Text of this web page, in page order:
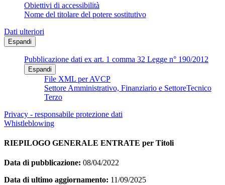
Obiettivi di accessibilità
Nome del titolare del potere sostitutivo
Dati ulteriori
Espandi
Pubblicazione dati ex art. 1 comma 32 Legge n° 190/2012
Espandi
File XML per AVCP
Settore Amministrativo, Finanziario e SettoreTecnico
Terzo
Privacy - responsabile protezione dati
Whistleblowing
RIEPILOGO GENERALE ENTRATE per Titoli
Data di pubblicazione: 08/04/2022
Data di ultimo aggiornamento: 11/09/2025